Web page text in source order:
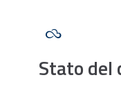
Stato del